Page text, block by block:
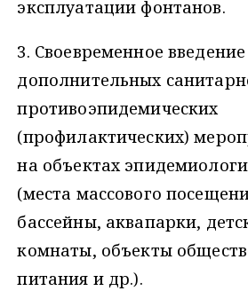
эксплуатации фонтанов.
3. Своевременное
дополнительных
противоэпидемических
(профилактических)
на объектах
(места массового
бассейны, аквапарки,
комнаты, объекты
питания и др.).